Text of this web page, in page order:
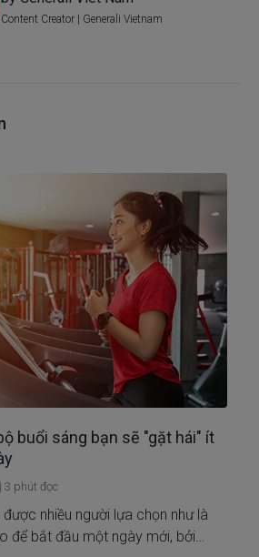
Content Creator | Generali Vietnam
buổi sáng bạn sẽ "gặt hái" ít
3 phút đọc
nhiều người lựa chọn như là
để bắt đầu một ngày mới, bởi